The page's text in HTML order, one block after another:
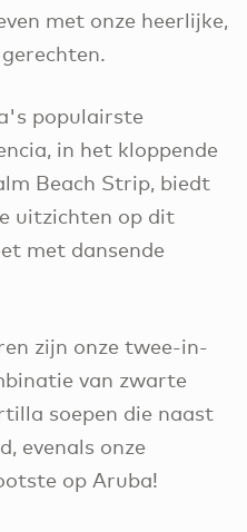
met onze heerlijke,
populairste
in het kloppende
Beach Strip, biedt
uitzichten op dit
met dansende
zijn onze twee-in-
van zwarte
soepen die naast
evenals onze
op Aruba!